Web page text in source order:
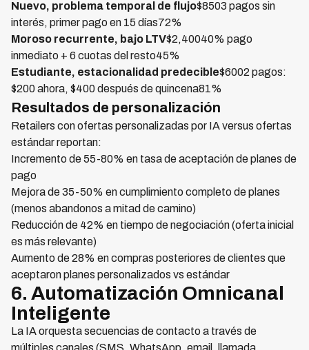
Nuevo, problema temporal de flujo$8503 pagos sin
interés, primer pago en 15 días72%
Moroso recurrente, bajo LTV$2,40040% pago
inmediato + 6 cuotas del resto45%
Estudiante, estacionalidad predecible$6002 pagos:
$200 ahora, $400 después de quincena81%
Resultados de personalización
Retailers con ofertas personalizadas por IA versus ofertas
estándar reportan:
Incremento de 55-80% en tasa de aceptación de planes de
pago
Mejora de 35-50% en cumplimiento completo de planes
(menos abandonos a mitad de camino)
Reducción de 42% en tiempo de negociación (oferta inicial
es más relevante)
Aumento de 28% en compras posteriores de clientes que
aceptaron planes personalizados vs estándar
6. Automatización Omnicanal
Inteligente
La IA orquesta secuencias de contacto a través de
múltiples canales (SMS, WhatsApp, email, llamada,